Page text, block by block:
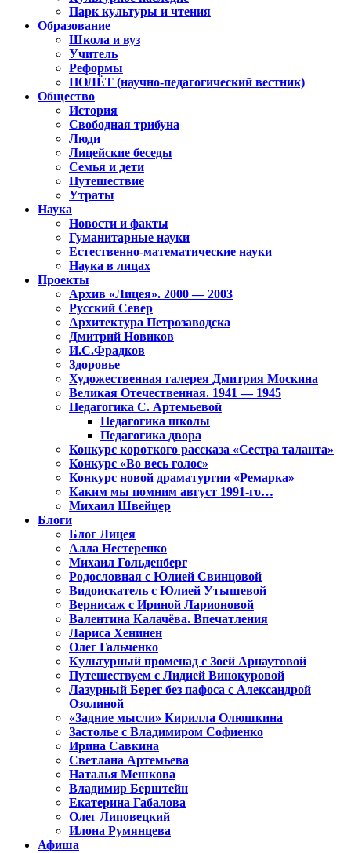
Парк культуры и чтения
Образование
Школа и вуз
Учитель
Реформы
ПОЛЁТ (научно-педагогический вестник)
Общество
История
Свободная трибуна
Люди
Лицейские беседы
Семья и дети
Путешествие
Утраты
Наука
Новости и факты
Гуманитарные науки
Естественно-математические науки
Наука в лицах
Проекты
Архив «Лицея». 2000 — 2003
Русский Север
Архитектура Петрозаводска
Дмитрий Новиков
И.С.Фрадков
Здоровье
Художественная галерея Дмитрия Москина
Великая Отечественная. 1941 — 1945
Педагогика С. Артемьевой
Педагогика школы
Педагогика двора
Конкурс короткого рассказа «Сестра таланта»
Конкурс «Во весь голос»
Конкурс новой драматургии «Ремарка»
Каким мы помним август 1991-го…
Михаил Швейцер
Блоги
Блог Лицея
Алла Нестеренко
Михаил Гольденберг
Родословная с Юлией Свинцовой
Видоискатель с Юлией Утышевой
Вернисаж с Ириной Ларионовой
Валентина Калачёва. Впечатления
Лариса Хенинен
Олег Гальченко
Культурный променад с Зоей Арнаутовой
Путешествуем с Лидией Винокуровой
Лазурный Берег без пафоса с Александрой
Озолиной
«Задние мысли» Кирилла Олюшкина
Застолье с Владимиром Софиенко
Ирина Савкина
Светлана Артемьева
Наталья Мешкова
Владимир Берштейн
Екатерина Габалова
Олег Липовецкий
Илона Румянцева
Афиша